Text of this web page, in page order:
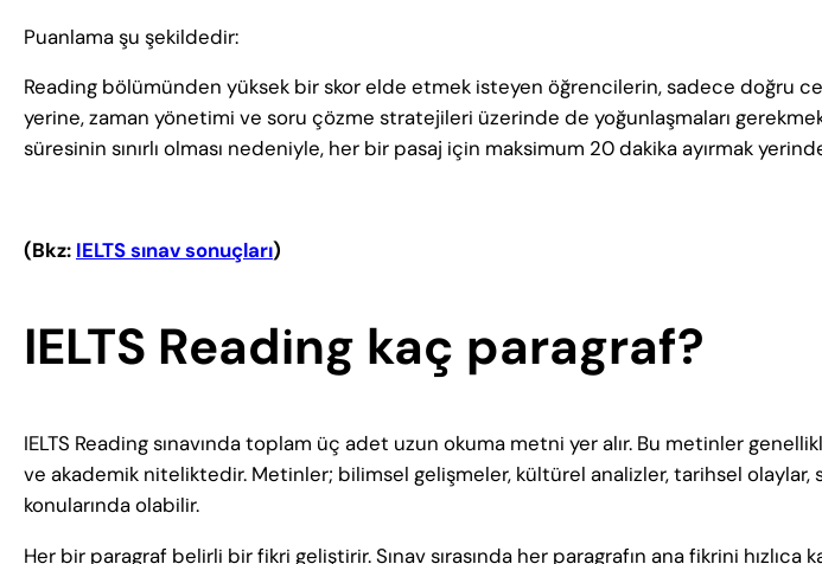
Puanlama şu şekildedir:
Reading bölümünden yüksek bir skor elde etmek isteyen öğrencilerin, sadece doğru
yerine, zaman yönetimi ve soru çözme stratejileri üzerinde de yoğunlaşmaları
süresinin sınırlı olması nedeniyle, her bir pasaj için maksimum 20 dakika ayırmak
(Bkz: IELTS sınav sonuçları)
IELTS Reading kaç paragraf?
IELTS Reading sınavında toplam üç adet uzun okuma metni yer alır. Bu metinler
ve akademik niteliktedir. Metinler; bilimsel gelişmeler, kültürel analizler, tarihsel olaylar,
konularında olabilir.
Her bir paragraf belirli bir fikri geliştirir. Sınav sırasında her paragrafın ana fikrini